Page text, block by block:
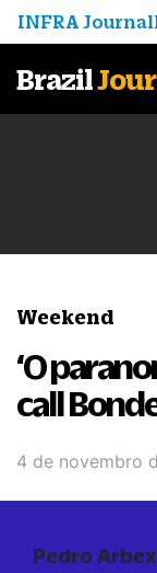
INFRA Journal
Brazil
Weekend
‘O
call
4 de novembro
Pedro Arbex